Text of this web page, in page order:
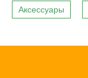
Аксессуары